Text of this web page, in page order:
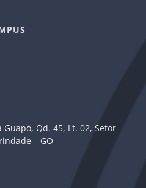
Qd. 45, Lt. 02, Setor
– GO